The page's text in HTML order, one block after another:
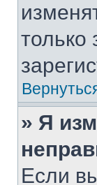
только
» Я
Если